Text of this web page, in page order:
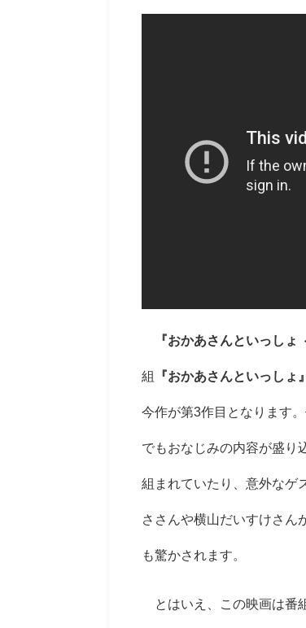
『おかあさんといっしょ
組 『おかあさんといっし
今作が第3作目となります
でもおなじみの内容が盛り
組まれていたり、意外なゲ
ささんや横山だいすけさん
も驚かされます。
とはいえ、この映画は番